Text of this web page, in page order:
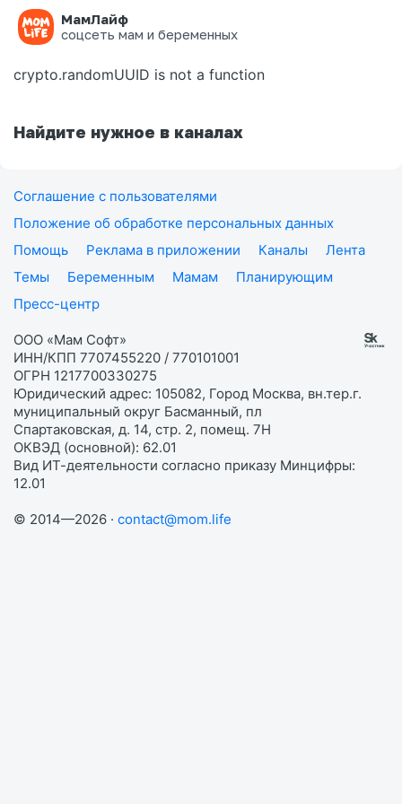
МамЛайф
соцсеть мам и беременных
Ошибка на странице
crypto.randomUUID is not a function
Найдите нужное в каналах
Соглашение с пользователями
Положение об обработке персональных данных
Помощь
Реклама в приложении Каналы
Лента
Темы
Беременным Мамам
Планирующим
Пресс-центр
ООО «Мам Софт»
ИНН/КПП 7707455220 / 770101001
ОГРН 1217700330275
Юридический адрес: 105082, Город Москва, вн.тер.г.
муниципальный округ Басманный, пл
Спартаковская, д. 14, стр. 2, помещ. 7Н
ОКВЭД (основной): 62.01
Вид ИТ-деятельности согласно приказу Минцифры:
12.01
© 2014—2026 · contact@mom.life